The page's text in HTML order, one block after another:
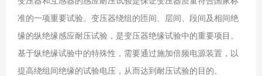
准的一项重要试验。变压器绕组的匝间、层间、段间及相间绝
缘的纵绝缘感应耐压试验，是变压器绝缘试验中的重要项目。
基于纵绝缘试验中的特殊性，需要通过施加倍频电源装置，以
提高绕组间绝缘的试验电压，从而达到耐压试验的目的。